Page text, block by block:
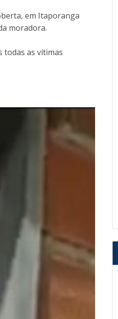
em Itaporanga
moradora.
todas as vítimas